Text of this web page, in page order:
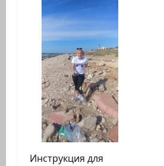
Инструкция для